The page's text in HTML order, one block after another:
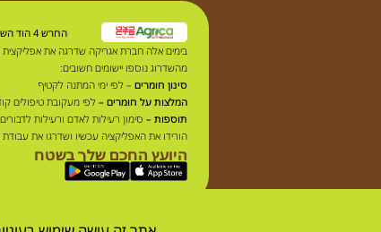
החרש 4 הוד השרון
בימים אלה חברת אגריקה שדרגה את
מהשדרוג נוספו יישומים חשובים:
סינון חומרים – לפי ימי המתנה לקטיף
המלצות על חומרים – לפי מעקובת טיפולים
תוספות – סימון רעילות לאדם ורעילות
הורידו את האפליקציה עכשיו ושדרגו את
היועץ החכם שלך בשטח